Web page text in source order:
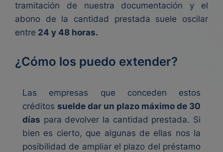
tramitación de nuestra documentación y el
abono de la cantidad prestada suele oscilar
entre 24 y 48 horas.
¿Cómo los puedo extender?
Las empresas que conceden estos
créditos suelde dar un plazo máximo de 30
días para devolver la cantidad prestada. Si
bien es cierto, que algunas de ellas nos la
posibilidad de ampliar el plazo del préstamo